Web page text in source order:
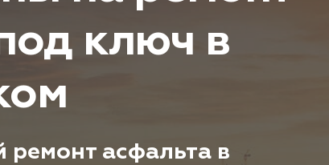
ключ в
асфальта в